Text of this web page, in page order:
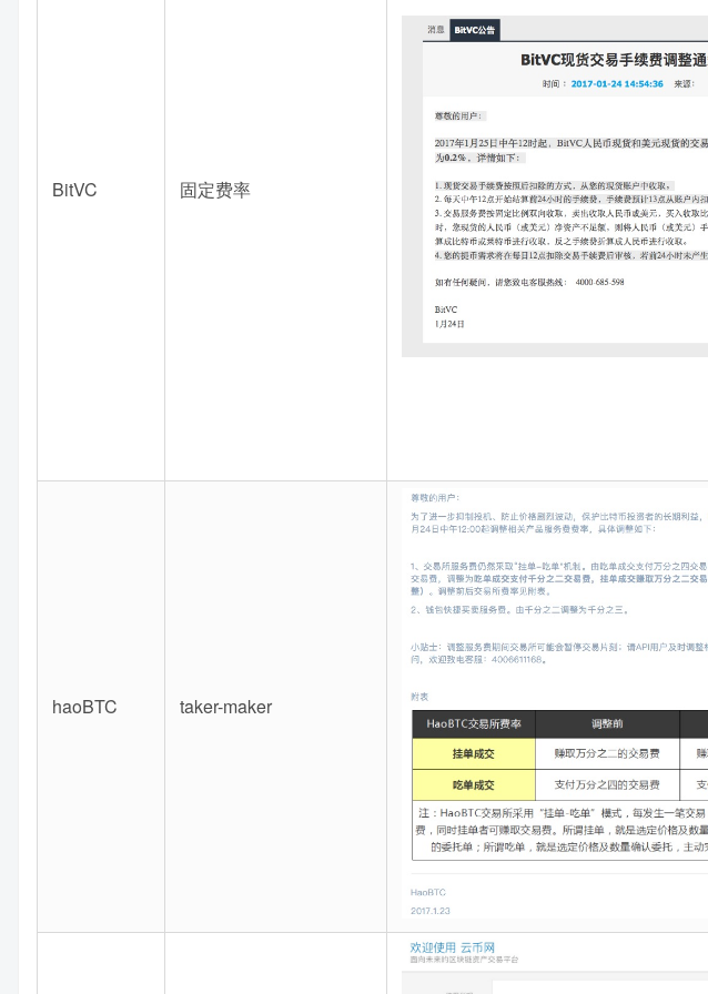
BitVC 固定费率
haoBTC taker-maker